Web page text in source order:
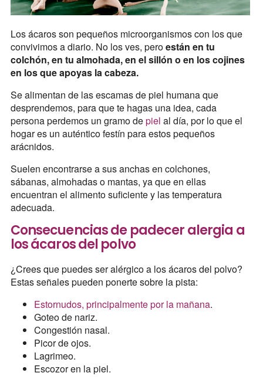
Los ácaros son pequeños microorganismos con los que
convivimos a diario. No los ves, peroestán en tu
colchón, en tu almohada, en el sillón o en los cojines
en los que apoyas la cabeza.
Se alimentan de las escamas de piel humana que
desprendemos, para que te hagas una idea, cada
persona perdemos un gramo depiel al día, por lo que el
hogar es un auténtico festín para estos pequeños
arácnidos.
Suelen encontrarse a sus anchas en colchones,
sábanas, almohadas o mantas, ya que en ellas
encuentran el alimento suficiente y las temperatura
adecuada.
Consecuencias de padecer alergia a
los ácaros del polvo
¿Crees que puedes ser alérgico a los ácaros del polvo?
Estas señales pueden ponerte sobre la pista:
Estornudos, principalmente por la mañana.
Goteo de nariz.
Congestión nasal.
Picor de ojos.
Lagrimeo.
Escozor en la piel.